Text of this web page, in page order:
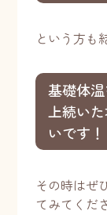
という方も
基礎体
上続い
いです！
その時はぜ
てみてくだ